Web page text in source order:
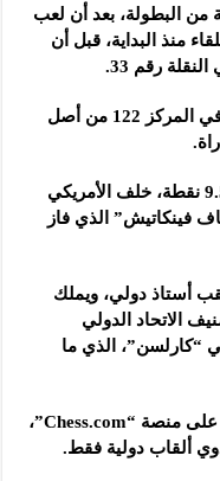
من البطولة، بعد أن لعب
منذ البداية، قبل أن
رقم 33.
ورغم فوزه التاريخي، حل “إيفانيكوف” في المركز 122 من أصل
بينما احتل “كارلسن” المركز الثالث بـ 9.5 نقطة، خلف الأمريكي
“براناف فينكاتيش” الذي فاز
أستاذ دولي، ويملك
حسب تصنيف الاتحاد الدولي
نقطة للنرويجي “كارلسن”، الذي ما
وتنظم أسبوعياً بطولة “تيتولد تيوزداي” على منصة “Chess.com”،
ألقاب دولية فقط.